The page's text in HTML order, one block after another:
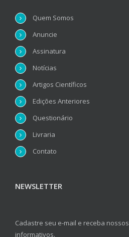
Quem Somos
Anuncie
Assinatura
Notícias
Artigos Científicos
Edições Anteriores
Questionário
Livraria
Contato
NEWSLETTER
Cadastre seu e-mail e receba nossos
informativos.